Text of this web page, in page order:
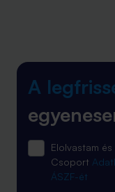
A
Elolvastam
Csoport
ÁSZF-ét